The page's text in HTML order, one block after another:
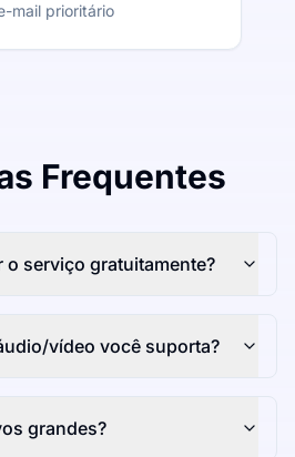
mail prioritário
Frequentes
o serviço gratuitamente?
vídeo você suporta?
grandes?